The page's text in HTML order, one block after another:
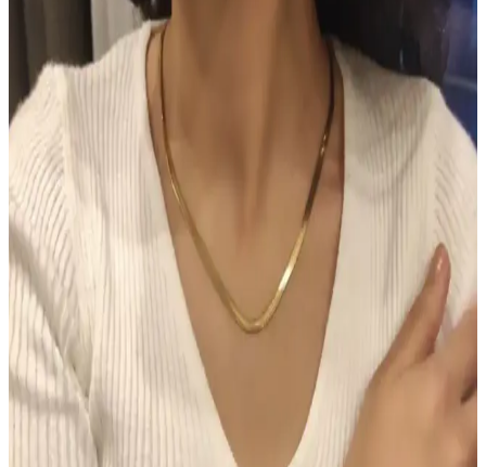
TUTUYA TEXTIL Hep Trend El Örgüsü Uzun
Renkli Lif Seti Detaylı İnceleme ve Kullanım
Alanları
TUTUYA TEXTIL'in el örgüsü renkli lif seti, estetik ve dayanıklı
yapısıyla çeşitli kullanım alanlarına uygun, yüksek kalite ve müşteri
memnuniyeti sağlayan ürünler sunuyor.
Hormonal Akne Tedavisinde Spironolaktonun
Etkisi ve Kullanıcı Deneyimleri
Spironolakton, hormonal aknede anti-androjenik etkisiyle yağ
bezlerini düzenler. Kullanıcılar iki hafta içinde iyileşme
gözlemlerken, dozaj ve yan etkiler kişiye göre değişmektedir.
Chanel Water Tint: Hafif Kapatıcılıkla Uzun Süre
Kalıcı Doğal Cilt Makyajı
Chanel Water Tint, hafif kapatıcılığı ve doğal parlaklığıyla gün boyu
taze kalan bir cilt makyajı sunar. Ciltte ağırlık yapmadan uzun süre
kalıcı performans sağlar, ancak hassas ciltlerde koku dikkat